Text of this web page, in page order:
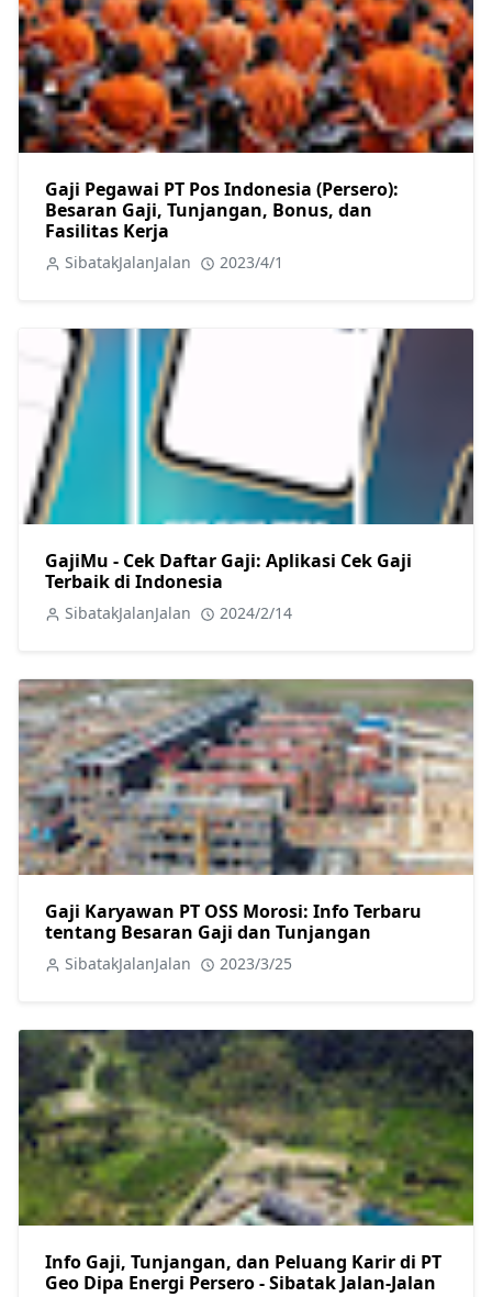
Gaji Pegawai PT Pos Indonesia (Persero):
Besaran Gaji, Tunjangan, Bonus, dan
Fasilitas Kerja
SibatakJalanJalan 2023/4/1
GajiMu - Cek Daftar Gaji: Aplikasi Cek Gaji
Terbaik di Indonesia
SibatakJalanJalan 2024/2/14
Gaji Karyawan PT OSS Morosi: Info Terbaru
tentang Besaran Gaji dan Tunjangan
SibatakJalanJalan 2023/3/25
Info Gaji, Tunjangan, dan Peluang Karir di PT
Geo Dipa Energi Persero - Sibatak Jalan-Jalan